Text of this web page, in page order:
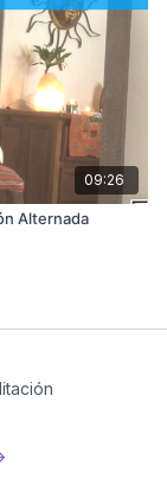
09:26
Alternada